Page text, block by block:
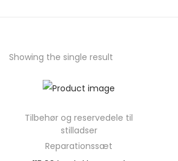
Showing the single result
Tilbehør og reservedele til
stilladser
Reparationssæt